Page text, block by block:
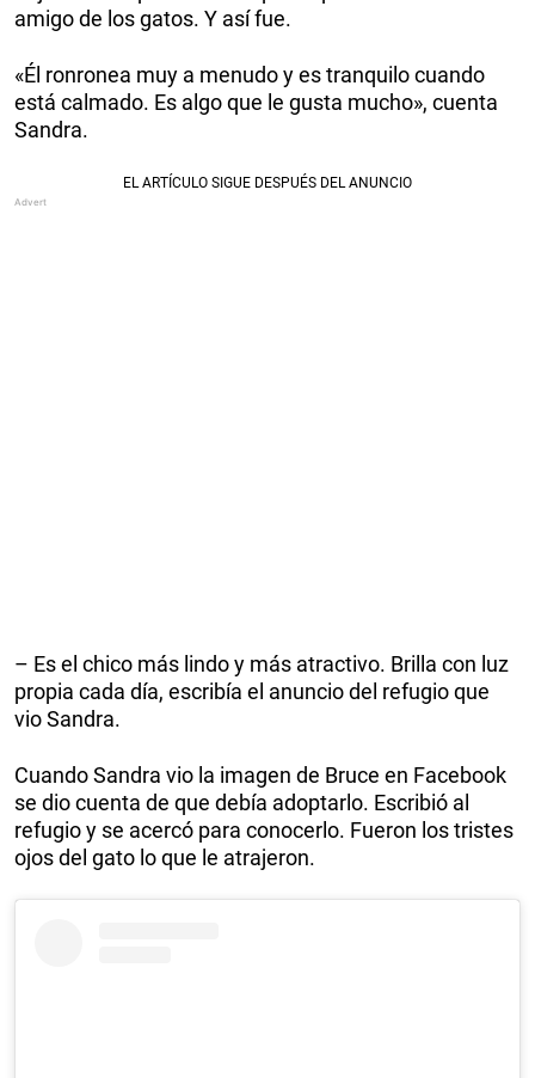
amigo de los gatos. Y así fue.
«Él ronronea muy a menudo y es tranquilo cuando
está calmado. Es algo que le gusta mucho», cuenta
Sandra.
– Es el chico más lindo y más atractivo. Brilla con luz
propia cada día, escribía el anuncio del refugio que
vio Sandra.
Cuando Sandra vio la imagen de Bruce en Facebook
se dio cuenta de que debía adoptarlo. Escribió al
refugio y se acercó para conocerlo. Fueron los tristes
ojos del gato lo que le atrajeron.